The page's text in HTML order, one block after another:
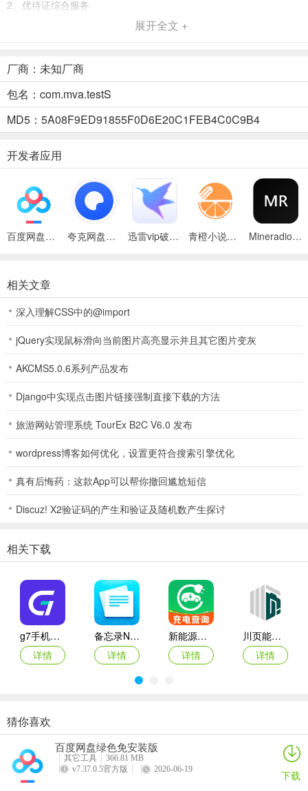
2、优待证综合服务
进度查询、使用指南、全国拥军优惠商户全都能看。
补助补贴、安置新规、社保医疗接续，最新政策第一时间推送。
4、就业创业帮扶
5、生活办事极简便捷
各类退役军人高频业务线上申办，简单易懂，人人都会用。
退役军人服务APP年审核操作流程
一、注册
注册”按钮进行新用户注册。
机号、图形验证码和密码进行账户设置。
展开全文 +
厂商：未知厂商
包名：com.mva.testS
MD5：5A08F9ED91855F0D6E20C1FEB4C0C9B4
开发者应用
百度网盘绿色免安装Pc电脑版 夸克网盘官方正式版 迅雷vip破解版永久会员2024版 青橙小说App Mineradio手机版
相关文章
深入理解CSS中的@import
jQuery实现鼠标滑向当前图片高亮显示并且其它图片变灰
AKCMS5.0.6系列产品发布
Django中实现点击图片链接强制直接下载的方法
旅游网站管理系统 TourEx B2C V6.0 发布
wordpress博客如何优化，设置更符合搜索引擎优化
真有后悔药：这款App可以帮你撤回尴尬短信
Discuz! X2验证码的产生和验证及随机数产生探讨
相关下载
g7手机管车app
详情
备忘录Note(多功能记事APP)
详情
新能源充电桩查询(充电桩查询应用)
详情
川页能源(电池管理应用)
详情
每日走路计步(运动健康记录)
详情
灵犀魔戒(运动睡眠管家)
详情
思特云联(视频监控应用)
倒计时DayMarter最新手机版
猜你喜欢
百度网盘绿色免安装版
其它工具
366.81 MB
v7.37.0.5官方版
2026-06-19 下载